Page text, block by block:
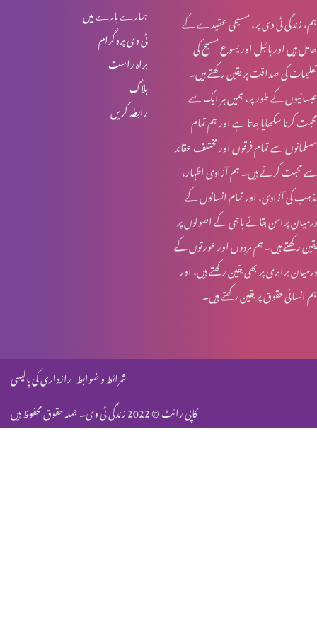
ہمارے بارے میں
ٹی وی پروگرام
براہ راست
بلاگ
رابطہ کریں
ہم، زندگی ٹی وی پر، مسیحی عقیدے کے
حامل ہیں اور بائبل اور یسوع مسیح کی
تعلیمات کی صداقت پر یقین رکھتے ہیں۔
عیسائیوں کے طور پر، ہمیں ہر ایک سے
محبت کرنا سکھایا جاتا ہے اور ہم تمام
مسلمانوں سے تمام فرقوں اور مختلف عقائد
سے محبت کرتے ہیں۔ ہم آزادی اظہار،
مذہب کی آزادی، اور تمام انسانوں کے
درمیان پرامن بقائے باہمی کے اصولوں پر
یقین رکھتے ہیں۔ ہم مردوں اور عورتوں کے
درمیان برابری پر بھی یقین رکھتے ہیں، اور
ہم انسانی حقوق پر یقین رکھتے ہیں۔
کاپی رائٹ © 2022 زندگی ٹی وی۔ جملہ حقوق محفوظ ہیں
شرائط و ضوابط رازداری کی پالیسی